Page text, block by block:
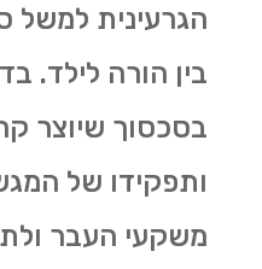
הגרעינית למשל
בין הורה לילד.
בסכסוך שיוצר
ותפקידו של
משקעי העבר